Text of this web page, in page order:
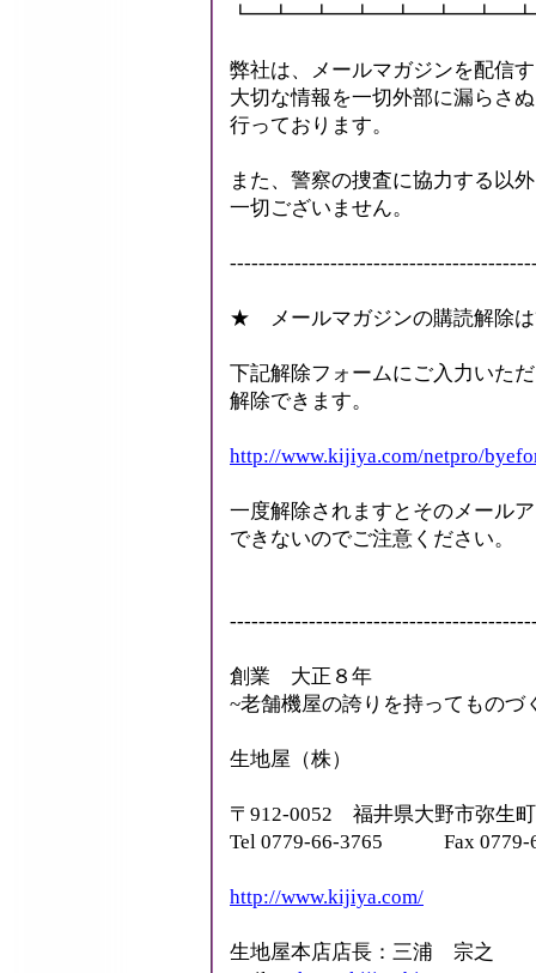
弊社は、メールマガジンを配信
大切な情報を一切外部に漏らさ
行っております。
また、警察の捜査に協力する以
一切ございません。
★ メールマガジンの購読解除
下記解除フォームにご入力いた
解除できます。
http://www.kijiya.com/netpro/
一度解除されますとそのメール
できないのでご注意ください。
創業 大正８年
~老舗機屋の誇りを持ってものづ
生地屋（株）
〒912-0052 福井県大野市弥生
Tel 0779-66-3765 Fax 0779-
http://www.kijiya.com/
生地屋本店店長：三浦 宗之